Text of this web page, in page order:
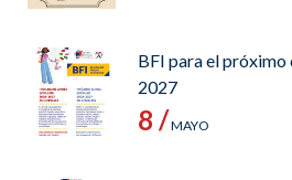
BFI para el
2027
8 /MAYO